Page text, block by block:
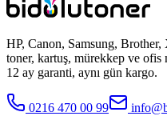
HP, Canon, Samsung,
toner, kartuş, mürekkep ve ofis
12 ay garanti, aynı gün kargo.
0216 470 00 99